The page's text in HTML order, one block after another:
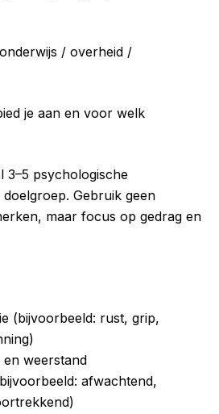
/ overheid /
je aan en voor welk
3–5 psychologische
doelgroep. Gebruik geen
maar focus op gedrag en
(bijvoorbeeld: rust, grip,
en weerstand
afwachtend,